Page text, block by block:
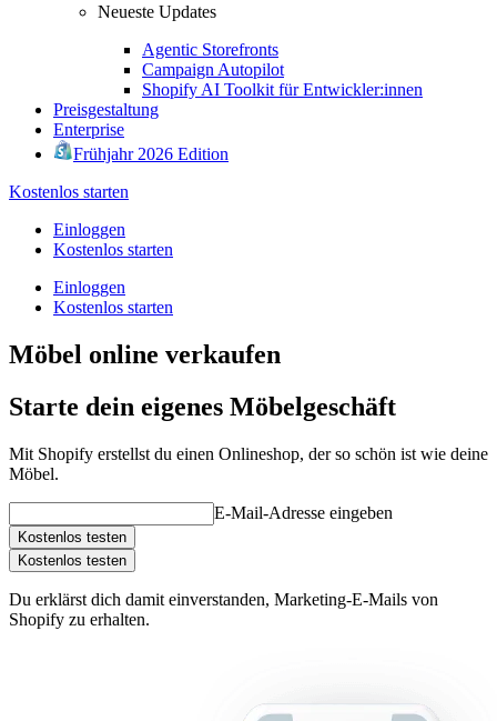
Neueste Updates
Agentic Storefronts
Campaign Autopilot
Shopify AI Toolkit für Entwickler:innen
Preisgestaltung
Enterprise
Frühjahr 2026 Edition
Kostenlos starten
Einloggen
Kostenlos starten
Einloggen
Kostenlos starten
Möbel online verkaufen
Starte dein eigenes Möbelgeschäft
Mit Shopify erstellst du einen Onlineshop, der so schön ist wie deine
Möbel.
E-Mail-Adresse eingeben
Kostenlos testen
Kostenlos testen
Du erklärst dich damit einverstanden, Marketing-E-Mails von
Shopify zu erhalten.